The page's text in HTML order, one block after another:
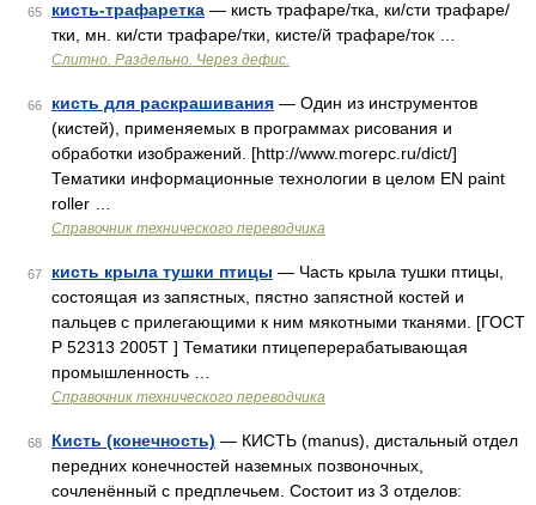
65 кисть-трафаретка — кисть трафаре/тка, ки/сти трафаре/
тки, мн. ки/сти трафаре/тки, кисте/й трафаре/ток …
Слитно. Раздельно. Через дефис.
66 кисть для раскрашивания — Один из инструментов
(кистей), применяемых в программах рисования и
обработки изображений. [http://www.morepc.ru/dict/]
Тематики информационные технологии в целом EN paint
roller …
Справочник технического переводчика
67 кисть крыла тушки птицы — Часть крыла тушки птицы,
состоящая из запястных, пястно запястной костей и
пальцев с прилегающими к ним мякотными тканями. [ГОСТ
P 52313 2005Т ] Тематики птицеперерабатывающая
промышленность …
Справочник технического переводчика
68 Кисть (конечность) — КИСТЬ (manus), дистальный отдел
передних конечностей наземных позвоночных,
сочленённый с предплечьем. Состоит из 3 отделов: